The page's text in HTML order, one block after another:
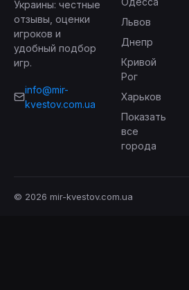
Украины: честные
отзывы, оценки
игроков и
удобный подбор
игр.
info@mir-
kvestov.com.ua
Львов
Днепр
Кривой
Рог
Харьков
Показать
все
города
© 2026 mir-kvestov.com.ua